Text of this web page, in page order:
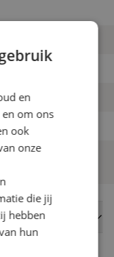
25mm, Plasson
en
om ons
ook
onze
die jij
hebben
hun